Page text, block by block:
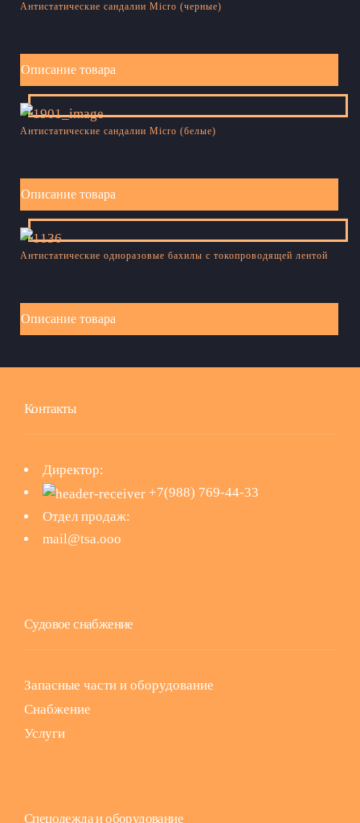
Антистатические сандалии Micro (черные)
Описание товара
Антистатические сандалии Micro (белые)
Описание товара
Антистатические одноразовые бахилы с токопроводящей лентой
Описание товара
Контакты
Директор:
+7(988) 769-44-33
Отдел продаж:
mail@tsa.ooo
Судовое снабжение
Запасные части и оборудование
Снабжение
Услуги
Спецодежда и оборудование